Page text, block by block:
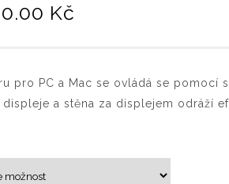
Kč
p
ě
t
c
pro PC a Mac se ovládá se pomocí
a stěna za displejem odráží